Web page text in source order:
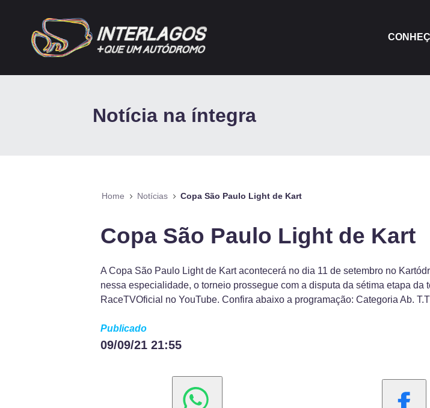
Notícia na íntegra
Home Notícias Copa São Paulo Light de Kart
Copa São Paulo Light de Kart
A Copa São Paulo Light de Kart acontecerá no dia 11 de setembro no
nessa especialidade, o torneio prossegue com a disputa da sétima etapa da
RaceTVOficial no YouTube. Confira abaixo a programação: Categoria Ab.
Publicado
09/09/21 21:55